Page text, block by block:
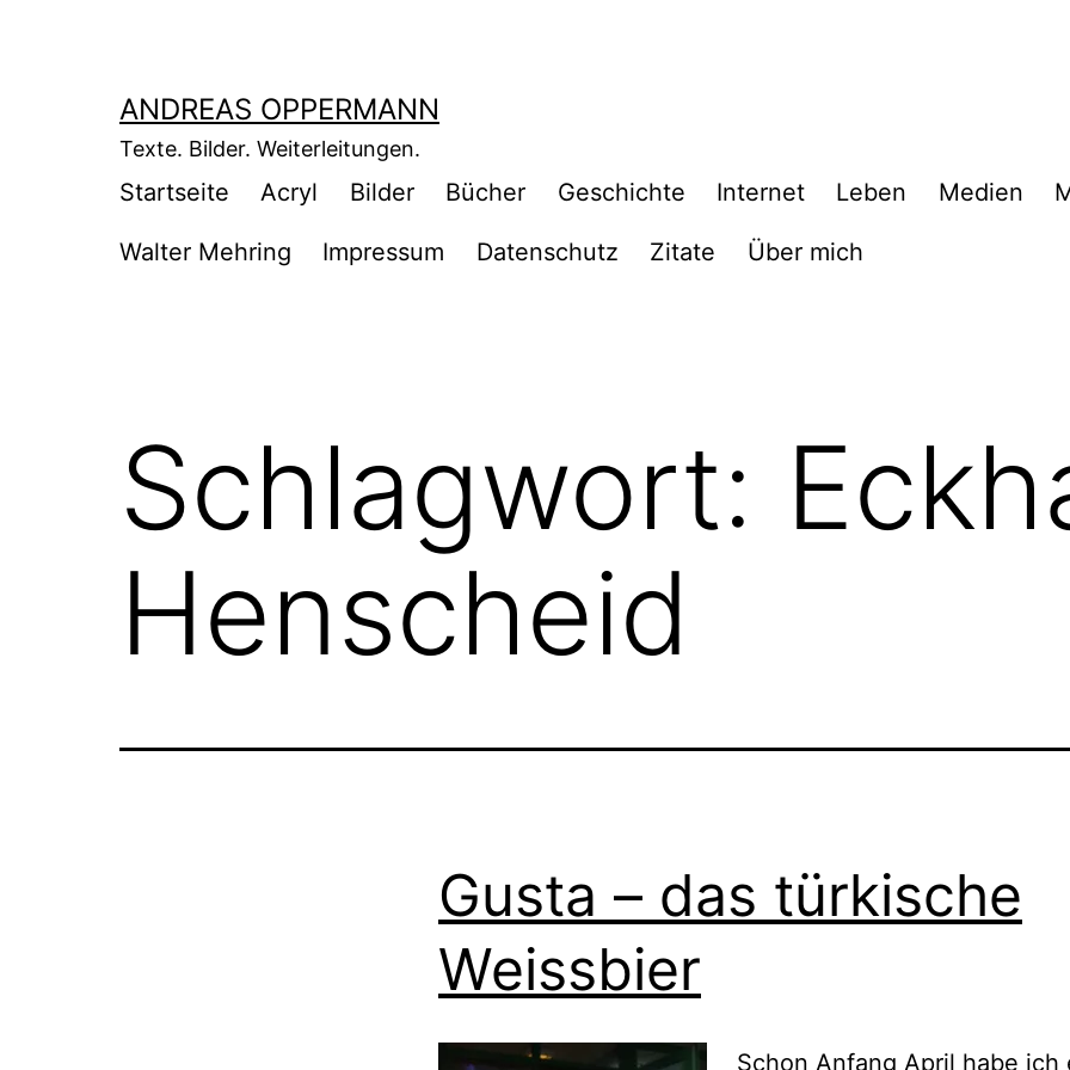
ANDREAS OPPERMANN
Texte. Bilder. Weiterleitungen.
Startseite Acryl Bilder Bücher Geschichte Internet Leben Medien
Walter Mehring Impressum Datenschutz Zitate Über mich
Schlagwort:
Henscheid
Gusta – das türkische
Weissbier
Schon Anfang April habe ich